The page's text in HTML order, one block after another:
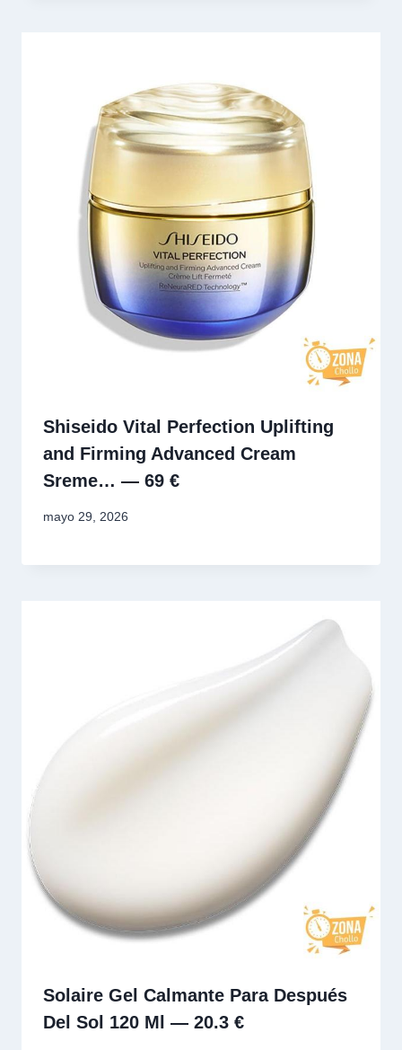
Shiseido Vital Perfection Uplifting
and Firming Advanced Cream
Sreme… — 69 €
mayo 29, 2026
Solaire Gel Calmante Para Después
Del Sol 120 Ml — 20.3 €